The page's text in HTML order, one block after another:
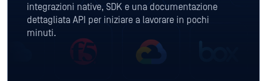
integrazioni native, SDK e una documentazione
dettagliata API per iniziare a lavorare in pochi
minuti.